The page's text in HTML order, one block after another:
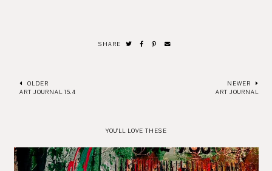
SHARE
OLDER
ART JOURNAL 15.4
NEWER
ART JOURNAL
YOU'LL LOVE THESE